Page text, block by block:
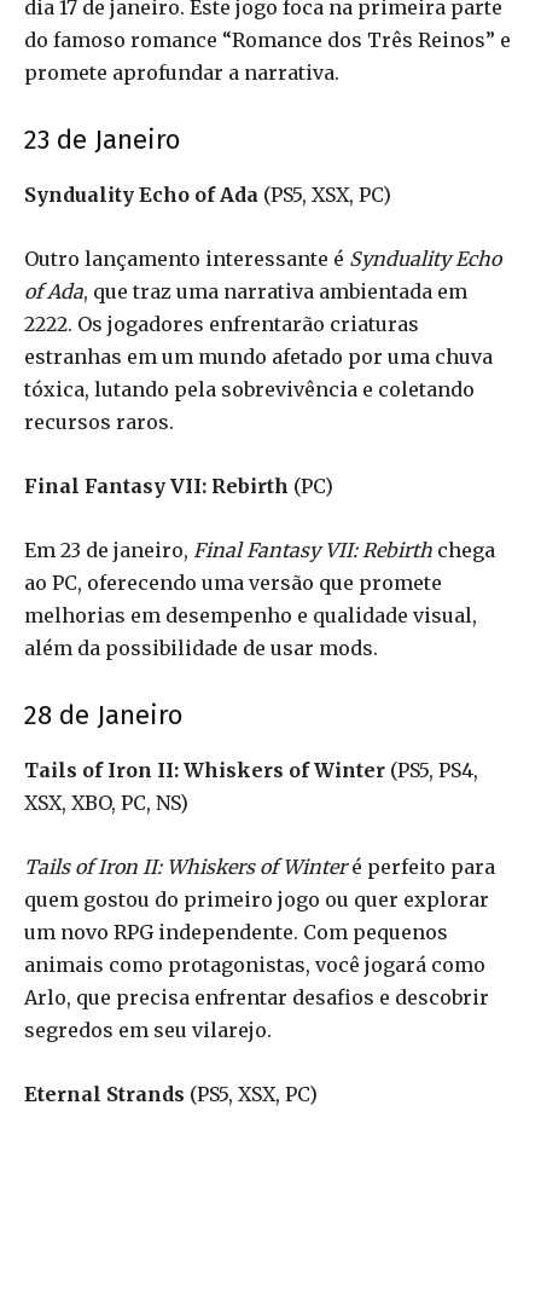
dia 17 de janeiro. Este jogo foca na primeira parte
do famoso romance “Romance dos Três Reinos” e
promete aprofundar a narrativa.
23 de Janeiro
Synduality Echo of Ada (PS5, XSX, PC)
Outro lançamento interessante é Synduality Echo
of Ada, que traz uma narrativa ambientada em
2222. Os jogadores enfrentarão criaturas
estranhas em um mundo afetado por uma chuva
tóxica, lutando pela sobrevivência e coletando
recursos raros.
Final Fantasy VII: Rebirth (PC)
Em 23 de janeiro, Final Fantasy VII: Rebirth chega
ao PC, oferecendo uma versão que promete
melhorias em desempenho e qualidade visual,
além da possibilidade de usar mods.
28 de Janeiro
Tails of Iron II: Whiskers of Winter (PS5, PS4,
XSX, XBO, PC, NS)
Tails of Iron II: Whiskers of Winteré perfeito para
quem gostou do primeiro jogo ou quer explorar
um novo RPG independente. Com pequenos
animais como protagonistas, você jogará como
Arlo, que precisa enfrentar desafios e descobrir
segredos em seu vilarejo.
Eternal Strands (PS5, XSX, PC)